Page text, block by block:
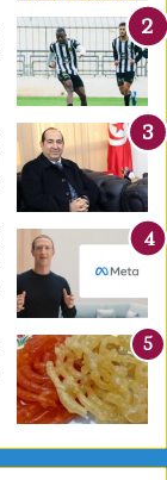
خ
ل
ا
ت
ل